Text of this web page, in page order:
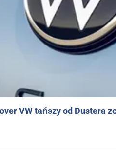
VW tańszy od Dustera